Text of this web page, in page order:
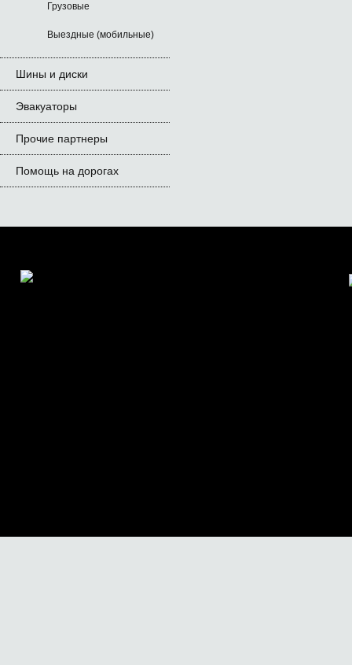
Грузовые
Выездные (мобильные)
Шины и диски
Эвакуаторы
Прочие партнеры
Помощь на дорогах